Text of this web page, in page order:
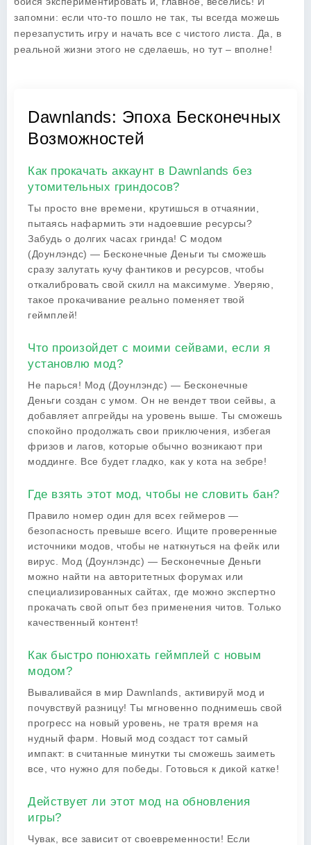
запомни: если что-то пошло не так, ты всегда можешь
перезапустить игру и начать все с чистого листа. Да, в
реальной жизни этого не сделаешь, но тут – вполне!
Dawnlands: Эпоха Бесконечных
Возможностей
Как прокачать аккаунт в Dawnlands без
утомительных гриндосов?
Ты просто вне времени, крутишься в отчаянии,
пытаясь нафармить эти надоевшие ресурсы?
Забудь о долгих часах гринда! С модом
(Доунлэндс) — Бесконечные Деньги ты сможешь
сразу залутать кучу фантиков и ресурсов, чтобы
откалибровать свой скилл на максимуме. Уверяю,
такое прокачивание реально поменяет твой
геймплей!
Что произойдет с моими сейвами, если я
установлю мод?
Не парься! Мод (Доунлэндс) — Бесконечные
Деньги создан с умом. Он не вендет твои сейвы, а
добавляет апгрейды на уровень выше. Ты сможешь
спокойно продолжать свои приключения, избегая
фризов и лагов, которые обычно возникают при
моддинге. Все будет гладко, как у кота на зебре!
Где взять этот мод, чтобы не словить бан?
Правило номер один для всех геймеров —
безопасность превыше всего. Ищите проверенные
источники модов, чтобы не наткнуться на фейк или
вирус. Мод (Доунлэндс) — Бесконечные Деньги
можно найти на авторитетных форумах или
специализированных сайтах, где можно экспертно
прокачать свой опыт без применения читов. Только
качественный контент!
Как быстро понюхать геймплей с новым
модом?
Вываливайся в мир Dawnlands, активируй мод и
почувствуй разницу! Ты мгновенно поднимешь свой
прогресс на новый уровень, не тратя время на
нудный фарм. Новый мод создаст тот самый
импакт: в считанные минутки ты сможешь заиметь
все, что нужно для победы. Готовься к дикой катке!
Действует ли этот мод на обновления
игры?
Чувак, все зависит от своевременности! Если